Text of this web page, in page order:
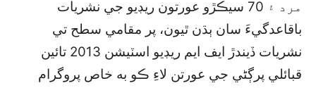
مرد ۽ 70 سيڪڙو عورتون ريڊيو جي نشريات
باقاعدگيءَ سان ٻڌن ٿيون، پر مقامي سطح تي
نشريات ڏيندڙ ايف ايم ريڊيو اسٽيشن 2013 تائين
قبائلي پرڳڻي جي عورتن لاءِ ڪو به خاص پروگرام